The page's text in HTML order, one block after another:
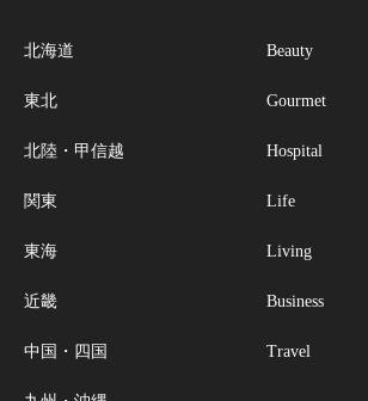
北海道
東北
北陸・甲信越
関東
東海
近畿
中国・四国
Beauty
Gourmet
Hospital
Life
Living
Business
Travel